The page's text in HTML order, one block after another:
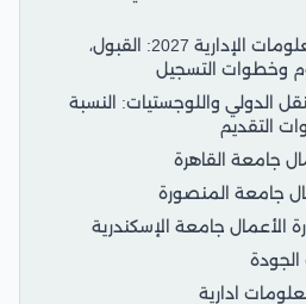
شروط ماجستير نظم المعلومات الإدارية 2027: القبول،
وخطوات التسجيل
الدولي واللوجستيات: النسبة
التقديم
جامعة القاهرة
جامعة المنصورة
الأعمال جامعة الإسكندرية
الجودة
ادارية